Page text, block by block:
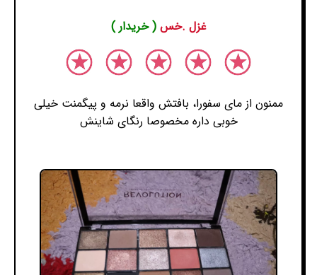
غزل .خس( خریدار )
ممنون از مای سفورا، بافتش واقعا نرمه و پیگمنت خیلی
خوبی داره مخصوصا رنگای شاینش